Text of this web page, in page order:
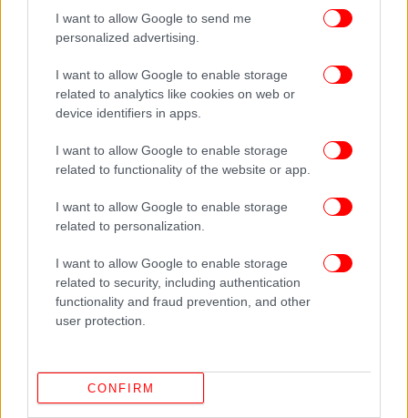
I want to allow Google to send me
personalized advertising.
I want to allow Google to enable storage
related to analytics like cookies on web or
device identifiers in apps.
I want to allow Google to enable storage
related to functionality of the website or app.
I want to allow Google to enable storage
related to personalization.
I want to allow Google to enable storage
related to security, including authentication
functionality and fraud prevention, and other
user protection.
CONFIRM
Παρά τη σκληρή γλώσσα, το σημείωμα δεν
προτείνει την απόσυρση των ΗΠΑ από το ΝΑΤΟ